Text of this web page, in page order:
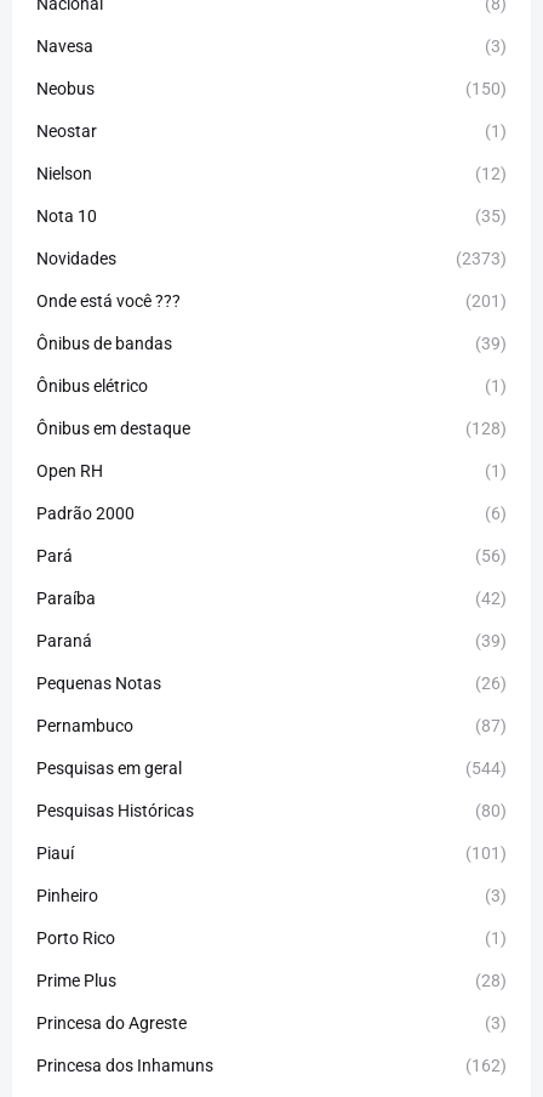
Nacional (8)
Navesa (3)
Neobus (150)
Neostar (1)
Nielson (12)
Nota 10 (35)
Novidades (2373)
Onde está você ??? (201)
Ônibus de bandas (39)
Ônibus elétrico (1)
Ônibus em destaque (128)
Open RH (1)
Padrão 2000 (6)
Pará (56)
Paraíba (42)
Paraná (39)
Pequenas Notas (26)
Pernambuco (87)
Pesquisas em geral (544)
Pesquisas Históricas (80)
Piauí (101)
Pinheiro (3)
Porto Rico (1)
Prime Plus (28)
Princesa do Agreste (3)
Princesa dos Inhamuns (162)